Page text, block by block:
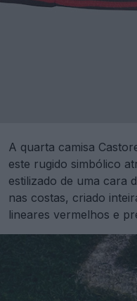
A quarta camisa
este rugido simbólico
estilizado de uma cara
nas costas, criado
lineares vermelhos e